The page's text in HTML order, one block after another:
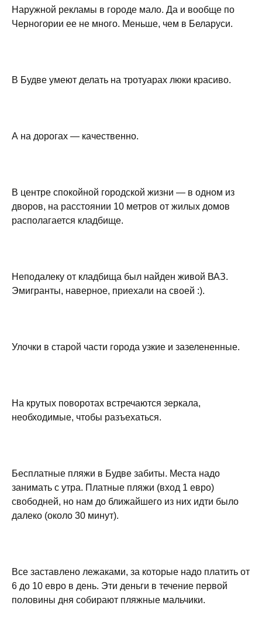
Наружной рекламы в городе мало. Да и вообще по
Черногории ее не много. Меньше, чем в Беларуси.
В Будве умеют делать на тротуарах люки красиво.
А на дорогах — качественно.
В центре спокойной городской жизни — в одном из
дворов, на расстоянии 10 метров от жилых домов
располагается кладбище.
Неподалеку от кладбища был найден живой ВАЗ.
Эмигранты, наверное, приехали на своей :).
Улочки в старой части города узкие и зазелененные.
На крутых поворотах встречаются зеркала,
необходимые, чтобы разъехаться.
Бесплатные пляжи в Будве забиты. Места надо
занимать с утра. Платные пляжи (вход 1 евро)
свободней, но нам до ближайшего из них идти было
далеко (около 30 минут).
Все заставлено лежаками, за которые надо платить от
6 до 10 евро в день. Эти деньги в течение первой
половины дня собирают пляжные мальчики.